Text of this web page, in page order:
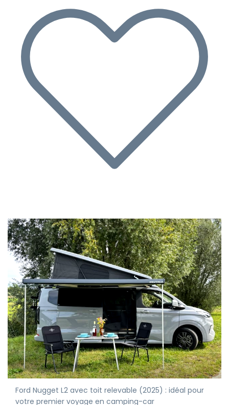
Ford Nugget L2 avec toit relevable (2025) : idéal pour
votre premier voyage en camping-car